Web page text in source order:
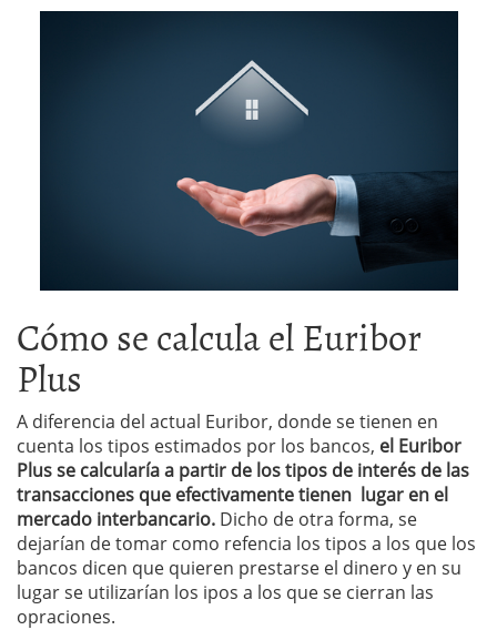
Cómo se calcula el Euribor
Plus
A diferencia del actual Euribor, donde se tienen en
cuenta los tipos estimados por los bancos, el Euribor
Plus se calcularía a partir de los tipos de interés de las
transacciones que efectivamente tienen lugar en el
mercado interbancario. Dicho de otra forma, se
dejarían de tomar como refencia los tipos a los que los
bancos dicen que quieren prestarse el dinero y en su
lugar se utilizarían los ipos a los que se cierran las
opraciones.